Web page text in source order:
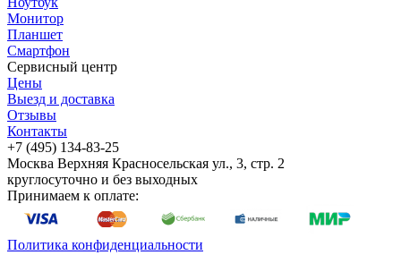
Монитор
Планшет
Смартфон
Сервисный центр
Цены
Выезд и доставка
Отзывы
Контакты
+7 (495) 134-83-25
Москва Верхняя Красносельская ул., 3, стр. 2
круглосуточно и без выходных
Принимаем к оплате:
Политика конфиденциальности